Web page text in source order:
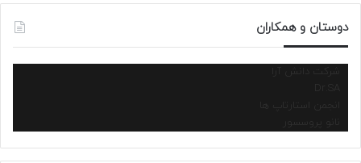
دوستان و همکاران
شرکت دانش آرا
انجمن استارتاپ ها
نانو پروسسور